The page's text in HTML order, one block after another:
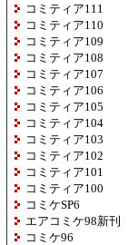
コミティア111
コミティア110
コミティア109
コミティア108
コミティア107
コミティア106
コミティア105
コミティア104
コミティア103
コミティア102
コミティア101
コミティア100
コミケSP6
エアコミケ98新刊
コミケ96